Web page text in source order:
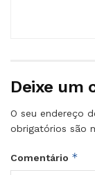
Deixe um
O seu endereço
obrigatórios são
Comentário *